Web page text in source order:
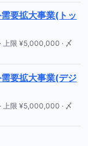
要拡大事業(トッ
上限 ¥5,000,000 · 〆
要拡大事業(デジ
上限 ¥5,000,000 · 〆